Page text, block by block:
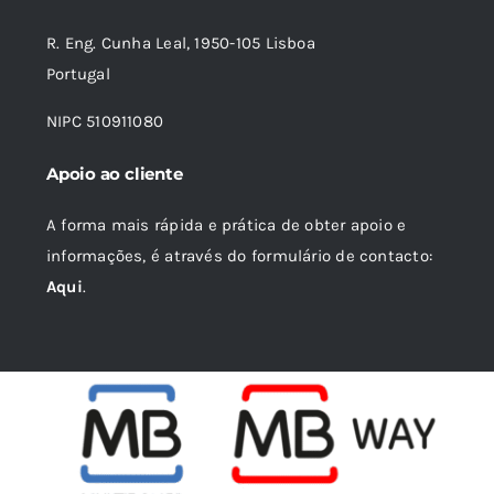
R. Eng. Cunha Leal, 1950-105 Lisboa
Portugal
NIPC 510911080
Apoio ao cliente
A forma mais rápida e prática de obter apoio e
informações, é através do formulário de contacto:
Aqui.